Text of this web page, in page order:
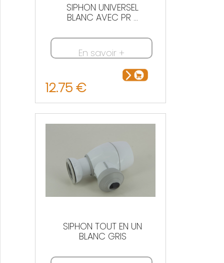
SIPHON UNIVERSEL
BLANC AVEC PR ...
En savoir +
12.75 €
SIPHON TOUT EN UN
BLANC GRIS